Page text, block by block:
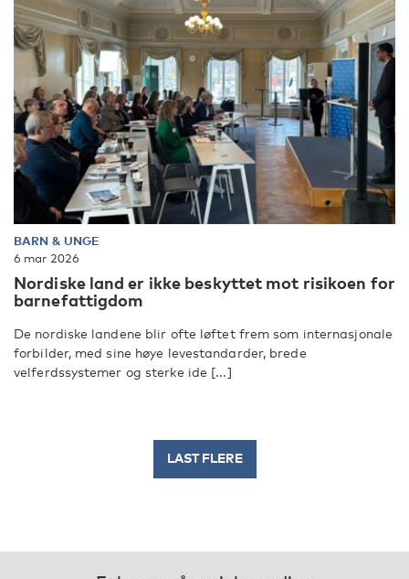
BARN & UNGE
6 mar 2026
Nordiske land er ikke beskyttet mot risikoen for
barnefattigdom
De nordiske landene blir ofte løftet frem som internasjonale
forbilder, med sine høye levestandarder, brede
velferdssystemer og sterke ide [...]
LAST FLERE